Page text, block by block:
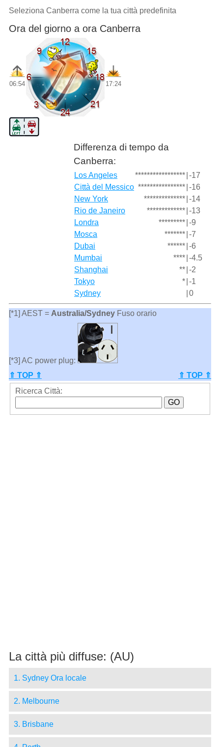
Seleziona Canberra come la tua città predefinita
Ora del giorno a ora Canberra
06:54 17:24
Differenza di tempo da
Canberra:
Los Angeles ***************** -17
Città del Messico **************** -16
New York
************** -14
Rio de Janeiro
************* -13
Londra
********* -9
Mosca
******* -7
Dubai
****** -6
Mumbai
**** -4.5
Shanghai
** -2
Tokyo
* -1
Sydney
0
[*1] AEST = Australia/SydneyFuso orario
[*3] AC power plug:
⇑ TOP ⇑
⇑ TOP ⇑
Ricerca Città:
La città più diffuse: (AU)
1. Sydney Ora locale
2. Melbourne
3. Brisbane